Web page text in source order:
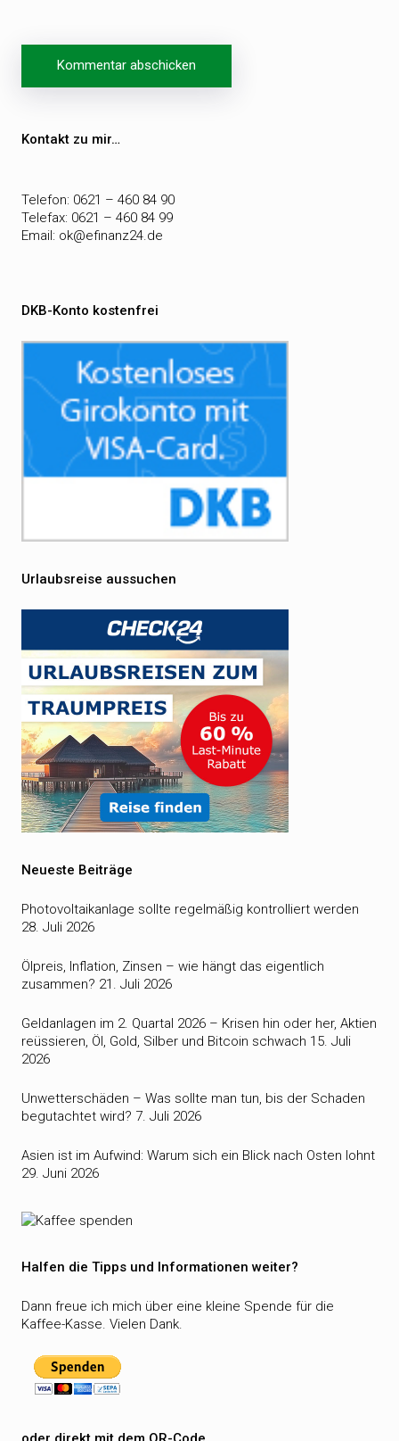
Beitragsnavigation
Kontakt zu mir…
Telefon: 0621 – 460 84 90
Telefax: 0621 – 460 84 99
Email: ok@efinanz24.de
DKB-Konto kostenfrei
Urlaubsreise aussuchen
Neueste Beiträge
Photovoltaikanlage sollte regelmäßig kontrolliert werden
28. Juli 2026
Ölpreis, Inflation, Zinsen – wie hängt das eigentlich
zusammen? 21. Juli 2026
Geldanlagen im 2. Quartal 2026 – Krisen hin oder her, Aktien
reüssieren, Öl, Gold, Silber und Bitcoin schwach 15. Juli
2026
Unwetterschäden – Was sollte man tun, bis der Schaden
begutachtet wird? 7. Juli 2026
Asien ist im Aufwind: Warum sich ein Blick nach Osten lohnt
29. Juni 2026
Halfen die Tipps und Informationen weiter?
Dann freue ich mich über eine kleine Spende für die
Kaffee-Kasse. Vielen Dank.